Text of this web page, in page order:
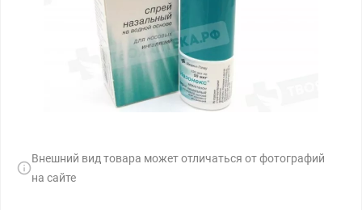
Внешний вид товара может отличаться от фотографий
на сайте